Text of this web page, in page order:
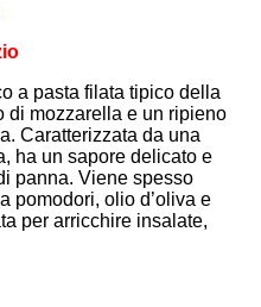
a pasta filata tipico della
di mozzarella e un ripieno
Caratterizzata da una
ha un sapore delicato e
panna. Viene spesso
pomodori, olio d’oliva e
per arricchire insalate,